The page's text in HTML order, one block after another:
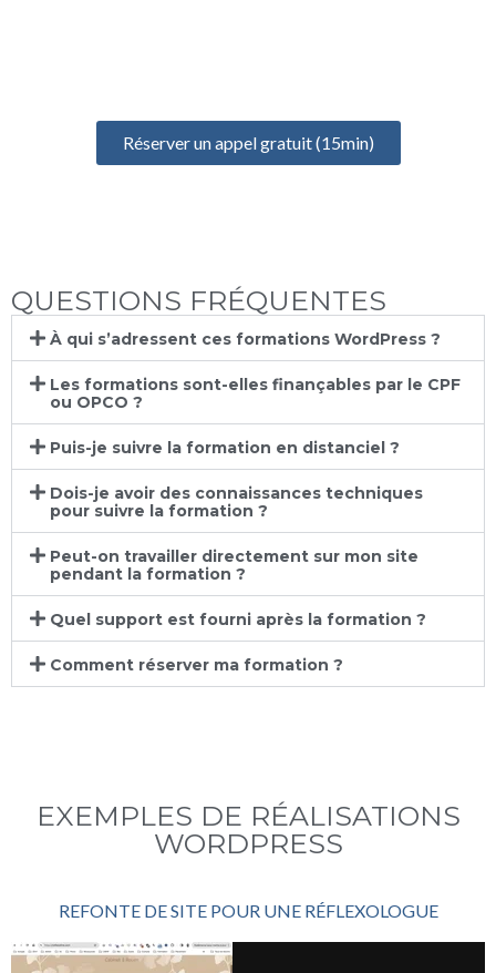
Réserver un appel gratuit (15min)
QUESTIONS FRÉQUENTES
À qui s’adressent ces formations WordPress ?
Les formations sont-elles finançables par le CPF
ou OPCO ?
Puis-je suivre la formation en distanciel ?
Dois-je avoir des connaissances techniques
pour suivre la formation ?
Peut-on travailler directement sur mon site
pendant la formation ?
Quel support est fourni après la formation ?
Comment réserver ma formation ?
EXEMPLES DE RÉALISATIONS
WORDPRESS
REFONTE DE SITE POUR UNE RÉFLEXOLOGUE